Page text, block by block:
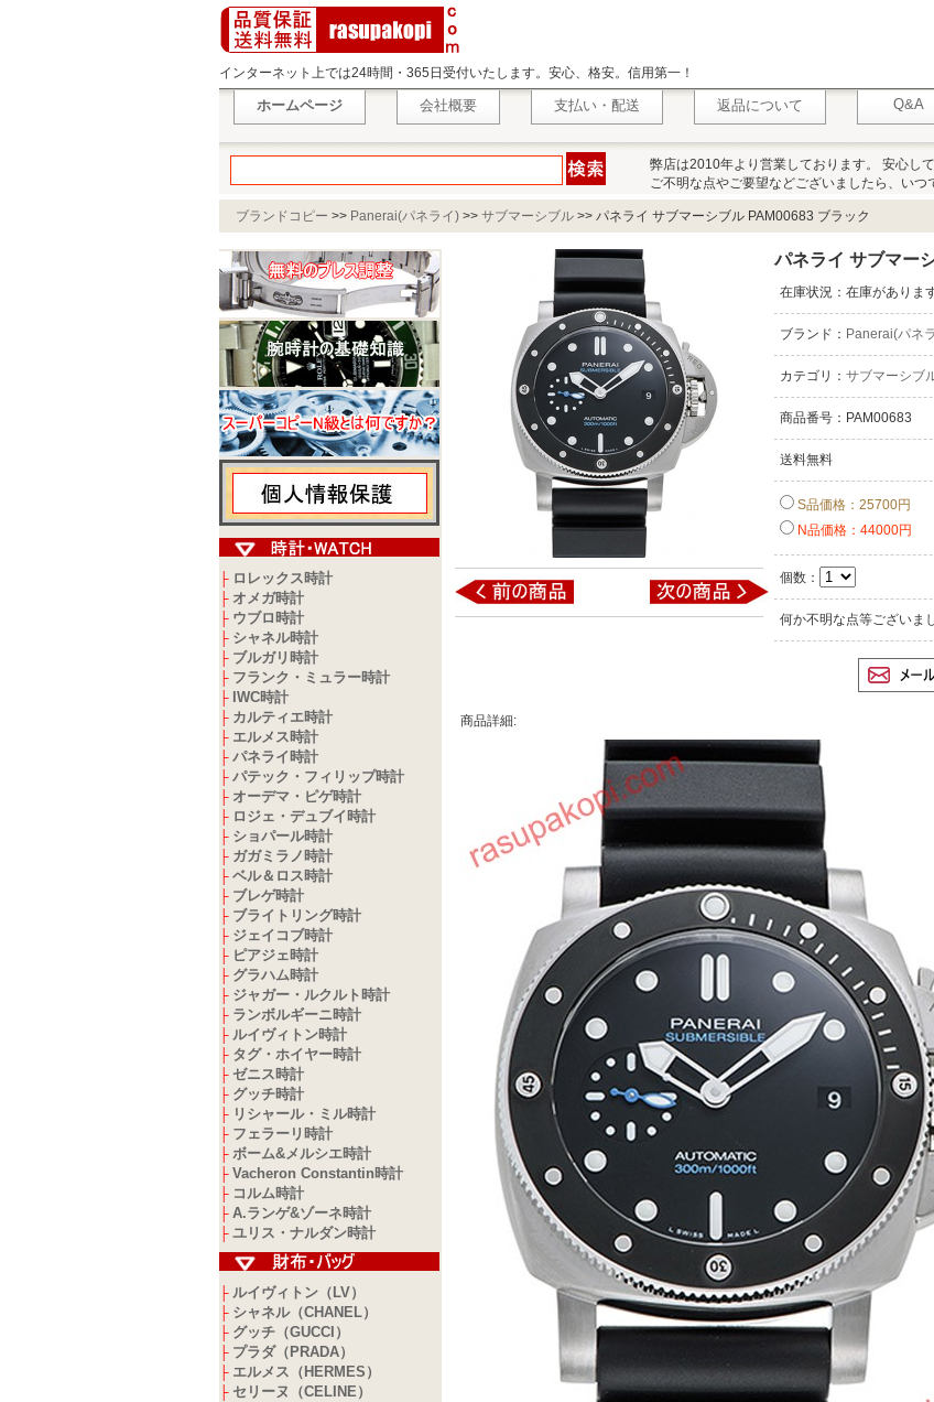
インターネット上では24時間・365日受付いたします。安心、格安。信用第一！
ホームページ 会社概要 支払い・配送 返品について Q&A
弊店は2010年より営業しております。 安心し
ご不明な点やご要望などございましたら、いつ
ブランドコピー >> Panerai(パネライ) >> サブマーシブル >> パネライ サブマーシブル PAM00683 ブラック
├ ロレックス時計
├ オメガ時計
├ ウブロ時計
├ シャネル時計
├ ブルガリ時計
├ フランク・ミュラー時計
├ IWC時計
├ カルティエ時計
├ エルメス時計
├ パネライ時計
├ パテック・フィリップ時計
├ オーデマ・ピゲ時計
├ ロジェ・デュブイ時計
├ ショパール時計
├ ガガミラノ時計
├ ベル＆ロス時計
├ ブレゲ時計
├ ブライトリング時計
├ ジェイコブ時計
├ ピアジェ時計
├ グラハム時計
├ ジャガー・ルクルト時計
├ ランボルギーニ時計
├ ルイヴィトン時計
├ タグ・ホイヤー時計
├ ゼニス時計
├ グッチ時計
├ リシャール・ミル時計
├ フェラーリ時計
├ ボーム&メルシエ時計
├ Vacheron Constantin時計
├ コルム時計
├ A.ランゲ&ゾーネ時計
├ ユリス・ナルダン時計
├ ルイヴィトン（LV）
├ シャネル（CHANEL）
├ グッチ（GUCCI）
├ プラダ（PRADA）
├ エルメス（HERMES）
├ セリーヌ（CELINE）
パネライ サブマー
在庫状況：在庫があります
ブランド： Panerai(パネ
カテゴリ： サブマーシブ
商品番号：PAM00683
送料無料
S品価格：25700円
N品価格：44000円
個数：
何か不明な点等ございま
商品詳細: